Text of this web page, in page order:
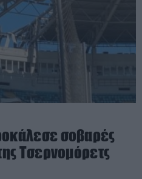
σοβαρές
Τσερνομόρετς